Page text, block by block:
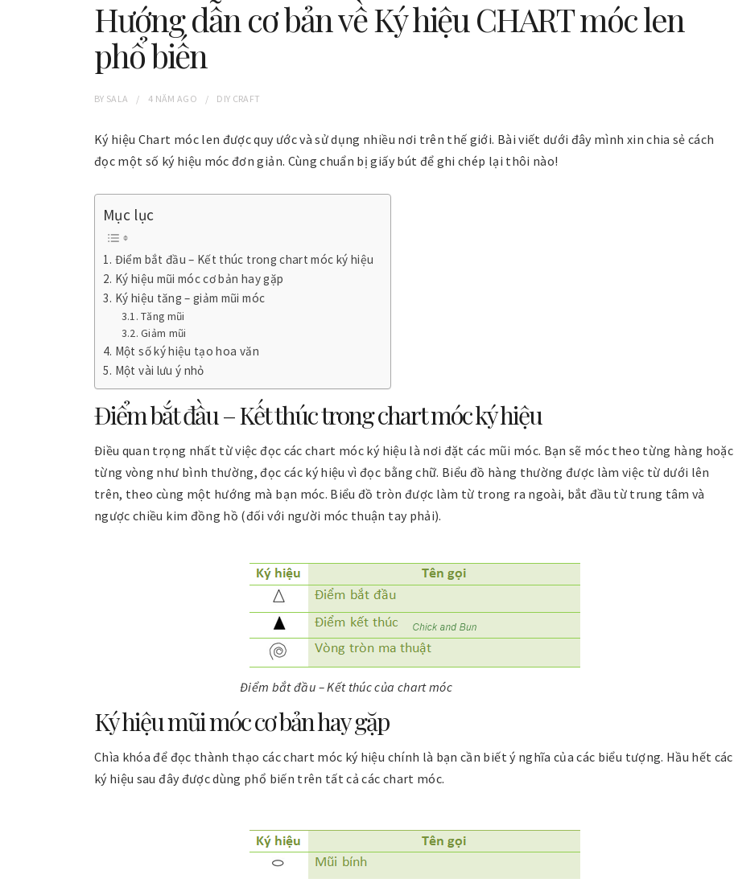
Hướng dẫn cơ bản về Ký hiệu CHART móc len
phổ biến
BY SALA 4 NĂM AGO DIY CRAFT
Ký hiệu Chart móc len được quy ước và sử dụng nhiều nơi trên thế giới. Bài viết dưới đây mình xin chia sẻ cách
đọc một số ký hiệu móc đơn giản. Cùng chuẩn bị giấy bút để ghi chép lại thôi nào!
Mục lục
Điểm bắt đầu – Kết thúc trong chart móc ký hiệu
Ký hiệu mũi móc cơ bản hay gặp
Ký hiệu tăng – giảm mũi móc
Tăng mũi
Giảm mũi
Một số ký hiệu tạo hoa văn
Một vài lưu ý nhỏ
Điểm bắt đầu – Kết thúc trong chart móc ký hiệu
Điều quan trọng nhất từ việc đọc các chart móc ký hiệu là nơi đặt các mũi móc. Bạn sẽ móc theo từng hàng hoặc
từng vòng như bình thường, đọc các ký hiệu vì đọc bằng chữ. Biểu đồ hàng thường được làm việc từ dưới lên
trên, theo cùng một hướng mà bạn móc. Biểu đồ tròn được làm từ trong ra ngoài, bắt đầu từ trung tâm và
ngược chiều kim đồng hồ (đối với người móc thuận tay phải).
Điểm bắt đầu – Kết thúc của chart móc
Ký hiệu mũi móc cơ bản hay gặp
Chìa khóa để đọc thành thạo các chart móc ký hiệu chính là bạn cần biết ý nghĩa của các biểu tượng. Hầu hết các
ký hiệu sau đây được dùng phổ biến trên tất cả các chart móc.